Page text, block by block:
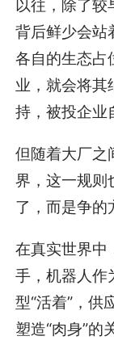
以往，除了较
背后鲜少会站
各自的生态占
业，就会将其
持，被投企业
但随着大厂之
界，这一规
了，而是争的
在真实世界中
手，机器人作
型“活着”，供
塑造“肉身”的